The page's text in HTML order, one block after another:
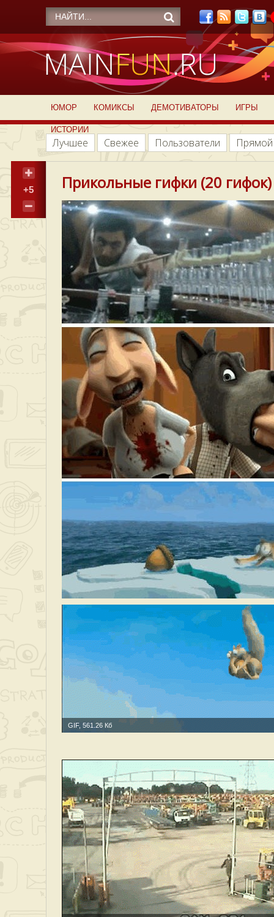
ЮМОР КОМИКСЫ ДЕМОТИВАТОРЫ ИГРЫ
ИСТОРИИ
Лучшее Свежее Пользователи
+5 Прикольные гифки (20
GIF, 561.26 Кб